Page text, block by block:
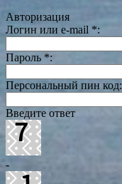
Авторизация
Логин или e-mail *:
Пароль *:
Персональный пин код:
Введите ответ
-